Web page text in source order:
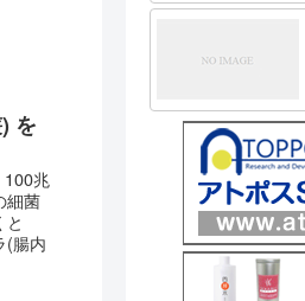
を
100兆
細菌
(腸内